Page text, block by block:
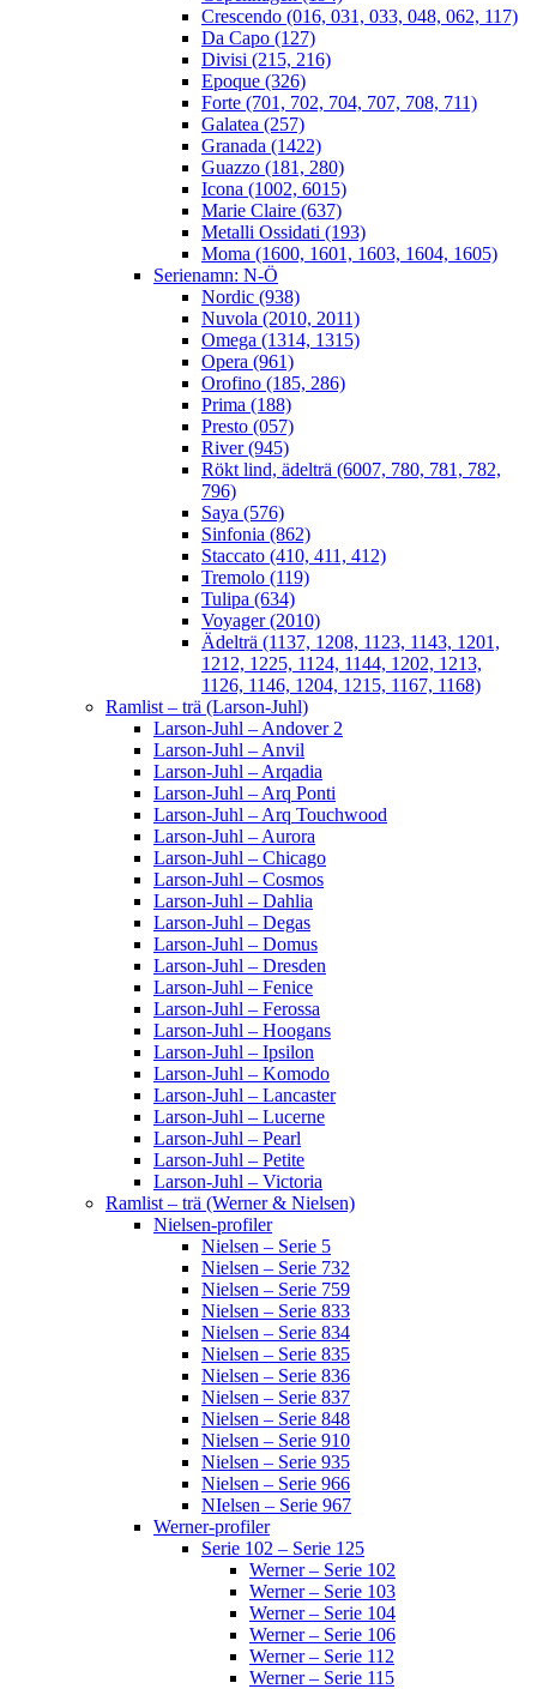
Crescendo (016, 031, 033, 048, 062, 117)
Da Capo (127)
Divisi (215, 216)
Epoque (326)
Forte (701, 702, 704, 707, 708, 711)
Galatea (257)
Granada (1422)
Guazzo (181, 280)
Icona (1002, 6015)
Marie Claire (637)
Metalli Ossidati (193)
Moma (1600, 1601, 1603, 1604, 1605)
Serienamn: N-Ö
Nordic (938)
Nuvola (2010, 2011)
Omega (1314, 1315)
Opera (961)
Orofino (185, 286)
Prima (188)
Presto (057)
River (945)
Rökt lind, ädelträ (6007, 780, 781, 782,
796)
Saya (576)
Sinfonia (862)
Staccato (410, 411, 412)
Tremolo (119)
Tulipa (634)
Voyager (2010)
Ädelträ (1137, 1208, 1123, 1143, 1201,
1212, 1225, 1124, 1144, 1202, 1213,
1126, 1146, 1204, 1215, 1167, 1168)
Ramlist – trä (Larson-Juhl)
Larson-Juhl – Andover 2
Larson-Juhl – Anvil
Larson-Juhl – Arqadia
Larson-Juhl – Arq Ponti
Larson-Juhl – Arq Touchwood
Larson-Juhl – Aurora
Larson-Juhl – Chicago
Larson-Juhl – Cosmos
Larson-Juhl – Dahlia
Larson-Juhl – Degas
Larson-Juhl – Domus
Larson-Juhl – Dresden
Larson-Juhl – Fenice
Larson-Juhl – Ferossa
Larson-Juhl – Hoogans
Larson-Juhl – Ipsilon
Larson-Juhl – Komodo
Larson-Juhl – Lancaster
Larson-Juhl – Lucerne
Larson-Juhl – Pearl
Larson-Juhl – Petite
Larson-Juhl – Victoria
Ramlist – trä (Werner & Nielsen)
Nielsen-profiler
Nielsen – Serie 5
Nielsen – Serie 732
Nielsen – Serie 759
Nielsen – Serie 833
Nielsen – Serie 834
Nielsen – Serie 835
Nielsen – Serie 836
Nielsen – Serie 837
Nielsen – Serie 848
Nielsen – Serie 910
Nielsen – Serie 935
Nielsen – Serie 966
NIelsen – Serie 967
Werner-profiler
Serie 102 – Serie 125
Werner – Serie 102
Werner – Serie 103
Werner – Serie 104
Werner – Serie 106
Werner – Serie 112
Werner – Serie 115